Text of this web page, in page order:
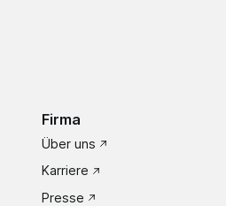
Firma
Über uns
Karriere
Presse